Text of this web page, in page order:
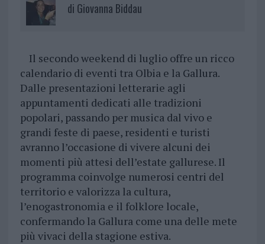
di Giovanna Biddau
Il secondo weekend di luglio offre un ricco
calendario di eventi tra Olbia e la Gallura.
Dalle presentazioni letterarie agli
appuntamenti dedicati alle tradizioni
popolari, passando per musica dal vivo e
grandi feste di paese, residenti e turisti
avranno l’occasione di vivere alcuni dei
momenti più attesi dell’estate gallurese. Il
programma coinvolge numerosi centri del
territorio e valorizza la cultura,
l’enogastronomia e il folklore locale,
confermando la Gallura come una delle mete
più vivaci della stagione estiva.